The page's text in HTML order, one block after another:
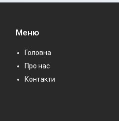
Меню
Головна
Про нас
Контакти